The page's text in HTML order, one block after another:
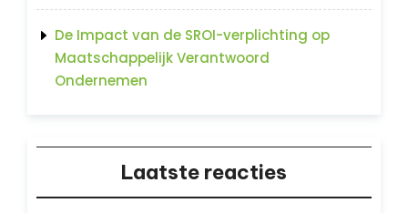
De Impact van de SROI-verplichting op
Maatschappelijk Verantwoord
Ondernemen
Laatste reacties